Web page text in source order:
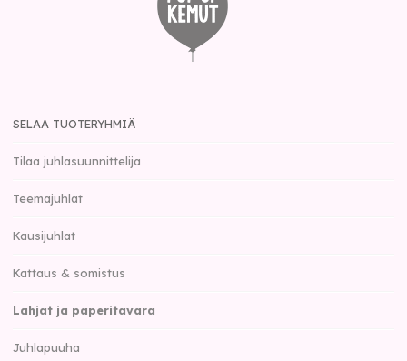
SELAA TUOTERYHMIÄ
Tilaa juhlasuunnittelija
Teemajuhlat
Kausijuhlat
Kattaus & somistus
Lahjat ja paperitavara
Juhlapuuha